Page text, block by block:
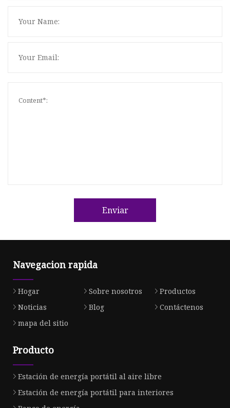
Enviar
Navegacion rapida
Hogar Sobre nosotros
Productos
Noticias
Blog
Contáctenos
mapa del sitio
Producto
Estación de energía portátil al aire libre
Estación de energía portátil para interiores